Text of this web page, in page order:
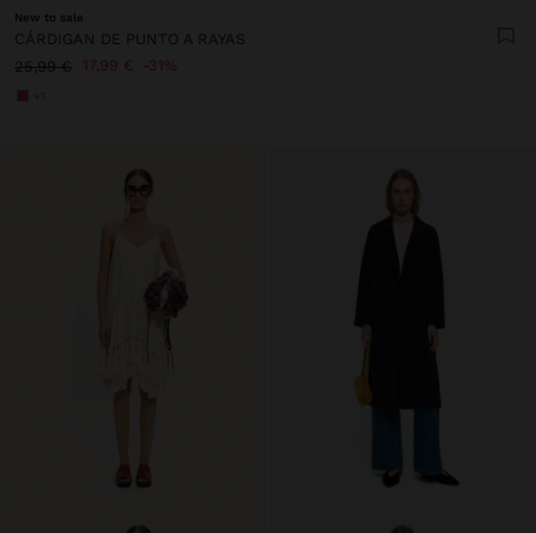
New to sale
CÁRDIGAN DE PUNTO A RAYAS
25,99 €
17,99 € 31%